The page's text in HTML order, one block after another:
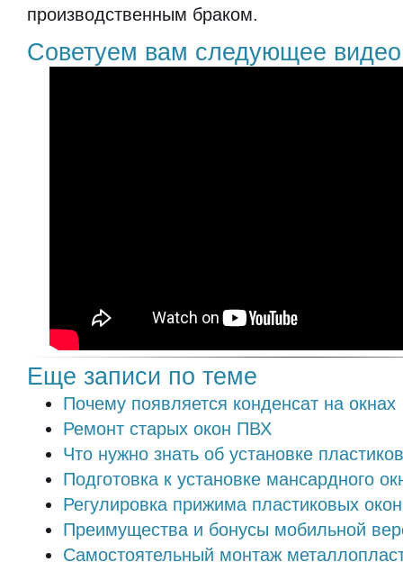
производственным браком.
Советуем вам следующее видео
Еще записи по теме
Почему появляется конденсат на окнах
Ремонт старых окон ПВХ
Что нужно знать об установке
Подготовка к установке мансардного
Регулировка прижима пластиковых окон
Преимущества и бонусы мобильной
Самостоятельный монтаж